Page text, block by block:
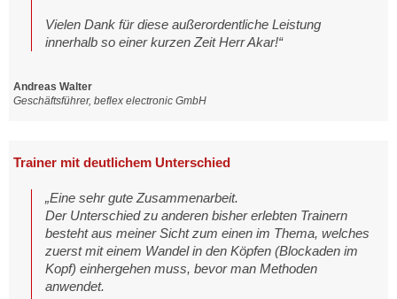
Vielen Dank für diese außerordentliche Leistung
innerhalb so einer kurzen Zeit Herr Akar!“
Andreas Walter
Geschäftsführer, beflex electronic GmbH
Trainer mit deutlichem Unterschied
„Eine sehr gute Zusammenarbeit.
Der Unterschied zu anderen bisher erlebten Trainern
besteht aus meiner Sicht zum einen im Thema, welches
zuerst mit einem Wandel in den Köpfen (Blockaden im
Kopf) einhergehen muss, bevor man Methoden
anwendet.